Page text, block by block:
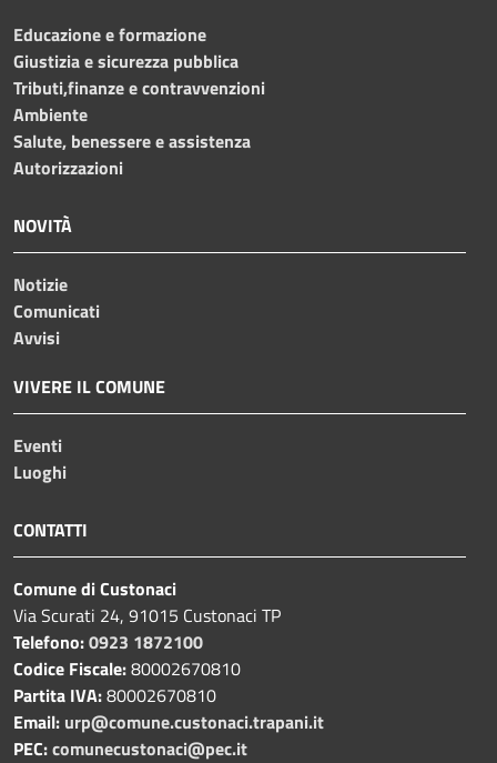
Educazione e formazione
Giustizia e sicurezza pubblica
Tributi,finanze e contravvenzioni
Ambiente
Salute, benessere e assistenza
Autorizzazioni
NOVITÀ
Notizie
Comunicati
Avvisi
VIVERE IL COMUNE
Eventi
Luoghi
CONTATTI
Comune di Custonaci
Via Scurati 24, 91015 Custonaci TP
Telefono:0923 1872100
Codice Fiscale:80002670810
Partita IVA:80002670810
Email: urp@comune.custonaci.trapani.it
PEC:comunecustonaci@pec.it